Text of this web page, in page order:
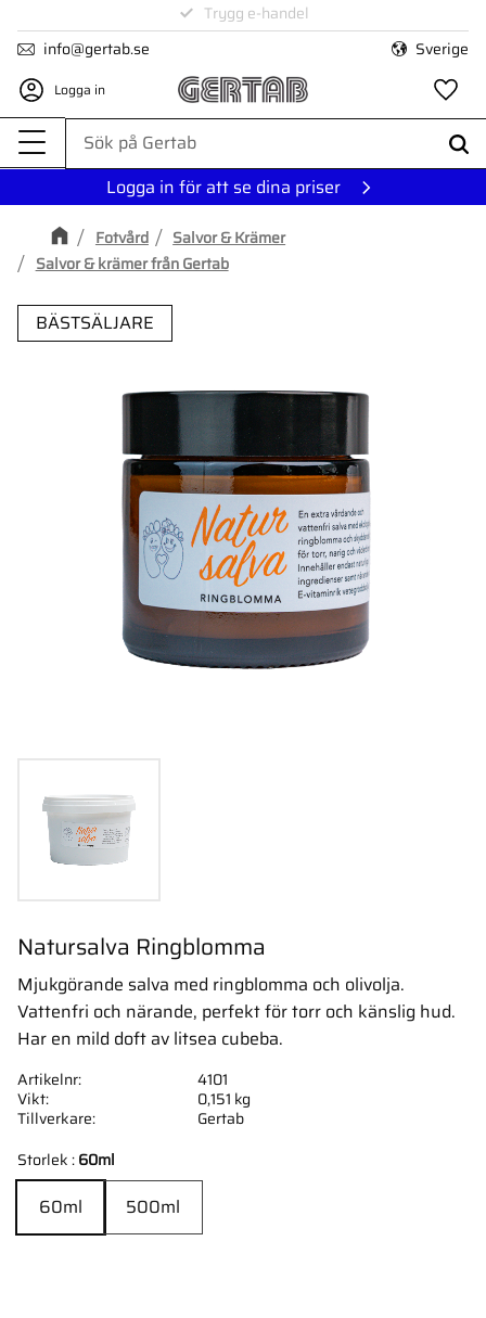
Meny
Trygg e-handel
1-3 dagars leverans
info@gertab.se
Sverige
Logga in
Logga in för att se dina priser
Fotvård
Salvor & Krämer
Salvor & krämer från Gertab
BÄSTSÄLJARE
Natursalva Ringblomma
Mjukgörande salva med ringblomma och olivolja.
Vattenfri och närande, perfekt för torr och känslig hud.
Har en mild doft av litsea cubeba.
Storlek :60ml
60ml 500ml
Artikelnr
4101
Vikt
0,151 kg
Tillverkare
Gertab